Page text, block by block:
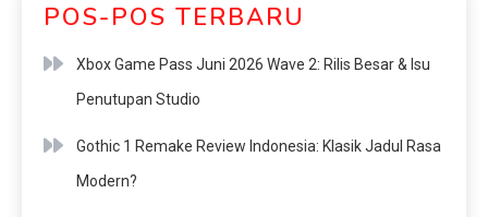
POS-POS TERBARU
Xbox Game Pass Juni 2026 Wave 2: Rilis Besar & Isu
Penutupan Studio
Gothic 1 Remake Review Indonesia: Klasik Jadul Rasa
Modern?